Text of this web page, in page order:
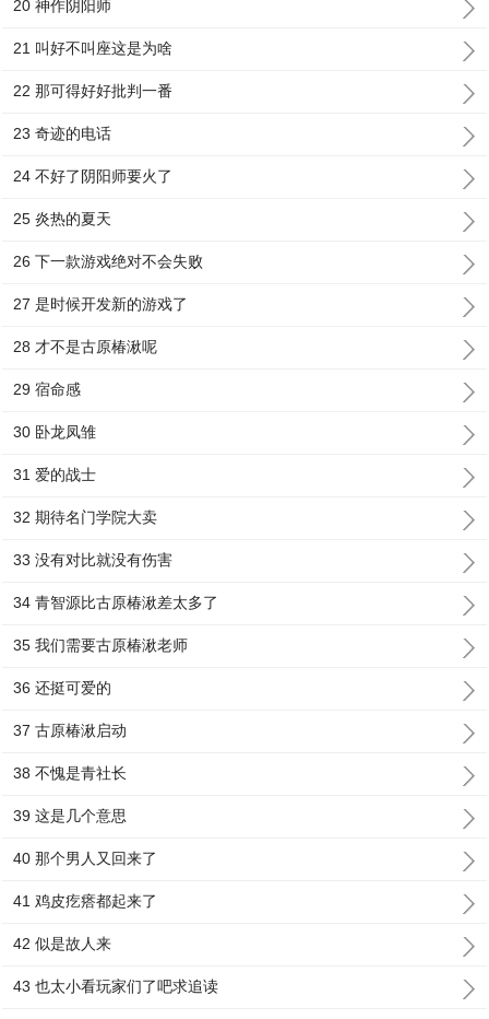
20 神作阴阳师
21 叫好不叫座这是为啥
22 那可得好好批判一番
23 奇迹的电话
24 不好了阴阳师要火了
25 炎热的夏天
26 下一款游戏绝对不会失败
27 是时候开发新的游戏了
28 才不是古原椿湫呢
29 宿命感
30 卧龙凤雏
31 爱的战士
32 期待名门学院大卖
33 没有对比就没有伤害
34 青智源比古原椿湫差太多了
35 我们需要古原椿湫老师
36 还挺可爱的
37 古原椿湫启动
38 不愧是青社长
39 这是几个意思
40 那个男人又回来了
41 鸡皮疙瘩都起来了
42 似是故人来
43 也太小看玩家们了吧求追读